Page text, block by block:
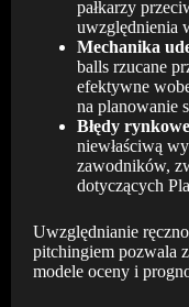
pałkarzy
uwzględnienia
Mechanika
balls rzucane
efektywne
na planowanie
Błędy rynkowe
niewłaściwą
zawodników,
dotyczących
Uwzględnianie
pitchingiem pozwala
modele oceny i